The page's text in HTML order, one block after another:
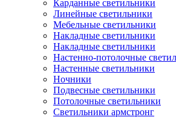
Карданные светильники
Линейные светильники
Мебельные светильники
Накладные светильники
Накладные светильники
Настенно-потолочные
Настенные светильники
Ночники
Подвесные светильники
Потолочные светильники
Светильники армстронг